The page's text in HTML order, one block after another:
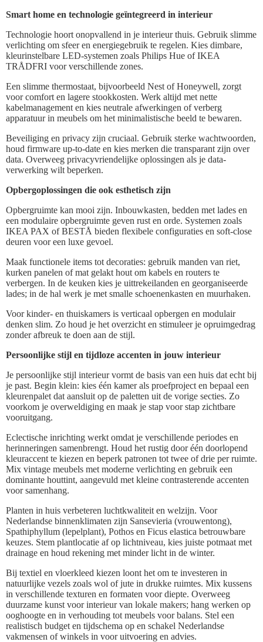
Smart home en technologie geïntegreerd in interieur
Technologie hoort onopvallend in je interieur thuis. Gebruik slimme
verlichting om sfeer en energiegebruik te regelen. Kies dimbare,
kleurinstelbare LED-systemen zoals Philips Hue of IKEA
TRÅDFRI voor verschillende zones.
Een slimme thermostaat, bijvoorbeeld Nest of Honeywell, zorgt
voor comfort en lagere stookkosten. Werk altijd met nette
kabelmanagement en kies neutrale afwerkingen of verberg
apparatuur in meubels om het minimalistische beeld te bewaren.
Beveiliging en privacy zijn cruciaal. Gebruik sterke wachtwoorden,
houd firmware up-to-date en kies merken die transparant zijn over
data. Overweeg privacyvriendelijke oplossingen als je data­
verwerking wilt beperken.
Opbergoplossingen die ook esthetisch zijn
Opbergruimte kan mooi zijn. Inbouwkasten, bedden met lades en
een modulaire opbergruimte geven rust en orde. Systemen zoals
IKEA PAX of BESTÅ bieden flexibele configuraties en soft-close
deuren voor een luxe gevoel.
Maak functionele items tot decoraties: gebruik manden van riet,
kurken panelen of mat gelakt hout om kabels en routers te
verbergen. In de keuken kies je uittrekeilanden en georganiseerde
lades; in de hal werk je met smalle schoenenkasten en muurhaken.
Voor kinder- en thuiskamers is verticaal opbergen en modulair
denken slim. Zo houd je het overzicht en stimuleer je opruimgedrag
zonder afbreuk te doen aan de stijl.
Persoonlijke stijl en tijdloze accenten in jouw interieur
Je persoonlijke stijl interieur vormt de basis van een huis dat echt bij
je past. Begin klein: kies één kamer als proefproject en bepaal een
kleurenpalet dat aansluit op de paletten uit de vorige secties. Zo
voorkom je overweldiging en maak je stap voor stap zichtbare
vooruitgang.
Eclectische inrichting werkt omdat je verschillende periodes en
herinneringen samenbrengt. Houd het rustig door één doorlopend
kleuraccent te kiezen en beperk patronen tot twee of drie per ruimte.
Mix vintage meubels met moderne verlichting en gebruik een
dominante houttint, aangevuld met kleine contrasterende accenten
voor samenhang.
Planten in huis verbeteren luchtkwaliteit en welzijn. Voor
Nederlandse binnenklimaten zijn Sansevieria (vrouwentong),
Spathiphyllum (lepelplant), Pothos en Ficus elastica betrouwbare
keuzes. Stem plantlocatie af op lichtniveau, kies juiste potmaat met
drainage en houd rekening met minder licht in de winter.
Bij textiel en vloerkleed kiezen loont het om te investeren in
natuurlijke vezels zoals wol of jute in drukke ruimtes. Mix kussens
in verschillende texturen en formaten voor diepte. Overweeg
duurzame kunst voor interieur van lokale makers; hang werken op
ooghoogte en in verhouding tot meubels voor balans. Stel een
realistisch budget en tijdschema op en schakel Nederlandse
vakmensen of winkels in voor uitvoering en advies.